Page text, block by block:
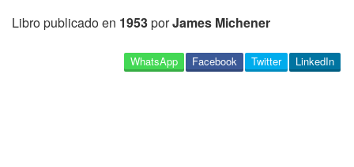
Libro publicado en 1953porJames Michener
LinkedIn
Twitter
Facebook
WhatsApp